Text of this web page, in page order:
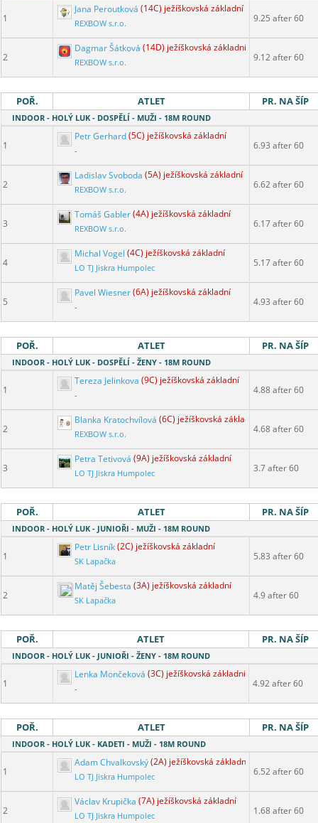
1
Jana Peroutková (14C) ježíškovská základní
REXBOW s.r.o. 9.25 after 60
2
Dagmar Šátková (14D) ježíškovská základní
REXBOW s.r.o. 9.12 after 60
POŘ. ATLET PR. NA ŠÍP
INDOOR - HOLÝ LUK - DOSPĚLÍ - MUŽI - 18M ROUND
1
Petr Gerhard(5C) ježíškovská základní
- 6.93 after 60
2
Ladislav Svoboda (5A) ježíškovská základní
REXBOW s.r.o. 6.62 after 60
3
Tomáš Gabler(4A) ježíškovská základní
REXBOW s.r.o. 6.17 after 60
4
Michal Vogel (4C) ježíškovská základní
LO TJ Jiskra Humpolec 5.17 after 60
5
Pavel Wiesner(6A) ježíškovská základní
- 4.93 after 60
POŘ. ATLET PR. NA ŠÍP
INDOOR - HOLÝ LUK - DOSPĚLÍ - ŽENY - 18M ROUND
1
Tereza Jelinkova (9C) ježíškovská základní
- 4.88 after 60
2
Blanka Kratochvílová (6C) ježíškovská základní
REXBOW s.r.o. 4.68 after 60
3
Petra Tetivová (9A) ježíškovská základní
LO TJ Jiskra Humpolec 3.7 after 60
POŘ. ATLET PR. NA ŠÍP
INDOOR - HOLÝ LUK - JUNIOŘI - MUŽI - 18M ROUND
1
Petr Lisník(2C) ježíškovská základní
SK Lapačka 5.83 after 60
2
Matěj Šebesta (3A) ježíškovská základní
SK Lapačka 4.9 after 60
POŘ. ATLET PR. NA ŠÍP
INDOOR - HOLÝ LUK - JUNIOŘI - ŽENY - 18M ROUND
1
Lenka Mončeková (3C) ježíškovská základní
- 4.92 after 60
POŘ. ATLET PR. NA ŠÍP
INDOOR - HOLÝ LUK - KADETI - MUŽI - 18M ROUND
1
Adam Chvalkovský(2A) ježíškovská základní
LO TJ Jiskra Humpolec 6.52 after 60
2
Václav Krupička (7A) ježíškovská základní
LO TJ Jiskra Humpolec 1.68 after 60